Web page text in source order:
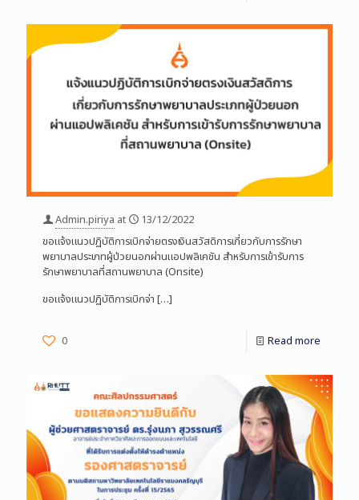
Admin.piriya at
13/12/2022
ขอแจ้งแนวปฏิบัติการเบิกจ่ายตรงเงินสวัสดิการเกี่ยวกับการรักษา
พยาบาลประเภทผู้ป่วยนอกผ่านแอปพลิเคชัน สำหรับการเข้ารับการ
รักษาพยาบาลที่สถานพยาบาล (Onsite)
ขอแจ้งแนวปฏิบัติการเบิกจ่า […]
0 Read more